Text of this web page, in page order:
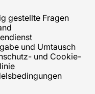
gestellte Fragen
und Umtausch
und Cookie-